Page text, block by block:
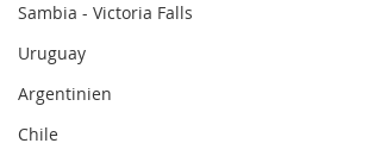
Sambia - Victoria Falls
Uruguay
Argentinien
Chile